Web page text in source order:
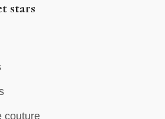
stars
couture